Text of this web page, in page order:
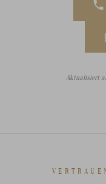
Aktualisiert